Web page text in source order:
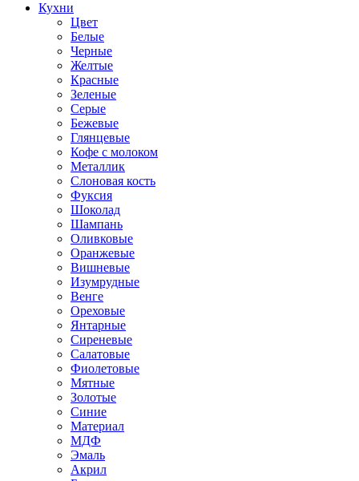
Кухни
Цвет
Белые
Черные
Желтые
Красные
Зеленые
Серые
Бежевые
Глянцевые
Кофе с молоком
Металлик
Слоновая кость
Фуксия
Шоколад
Шампань
Оливковые
Оранжевые
Вишневые
Изумрудные
Венге
Ореховые
Янтарные
Сиреневые
Салатовые
Фиолетовые
Мятные
Золотые
Синие
Материал
МДФ
Эмаль
Акрил